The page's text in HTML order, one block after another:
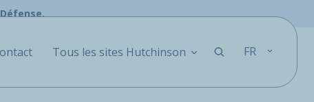
Tous les sites Hutchinson FR